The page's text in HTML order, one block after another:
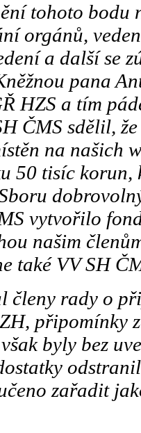
tohoto bodu
orgánů,
a další se
pana
HZS a tím
ČMS sdělil,
na našich
50 tisíc korun,
vytvořilo
našim
také VV SH
členy rady o
připomínky
byly bez
zařadit